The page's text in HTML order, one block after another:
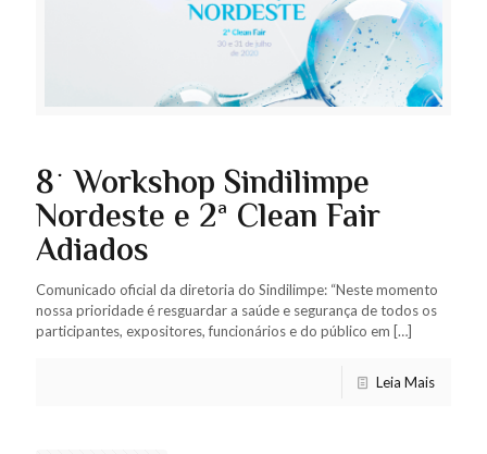
8º Workshop Sindilimpe
Nordeste e 2ª Clean Fair
Adiados
Comunicado oficial da diretoria do Sindilimpe: “Neste momento
nossa prioridade é resguardar a saúde e segurança de todos os
participantes, expositores, funcionários e do público em […]
Leia Mais